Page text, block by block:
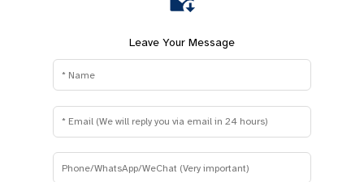
Leave Your Message